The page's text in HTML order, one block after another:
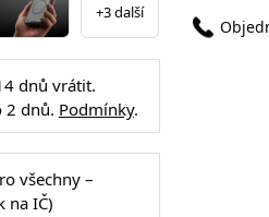
+3 další
dnů vrátit.
2 dnů. Podmínky.
všechny –
na IČ)